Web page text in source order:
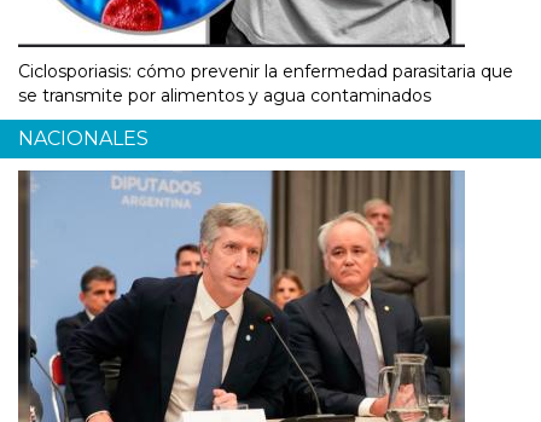
Ciclosporiasis: cómo prevenir la enfermedad parasitaria que
se transmite por alimentos y agua contaminados
NACIONALES